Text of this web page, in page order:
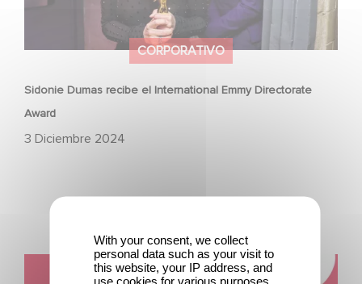
CORPORATIVO
Sidonie Dumas recibe el International Emmy Directorate
Award
3 Diciembre 2024
Juntos, sigamos escribiendo las historias más bellas. 🌟
With your consent, we collect
personal data such as your visit to
this website, your IP address, and
use cookies for various purposes